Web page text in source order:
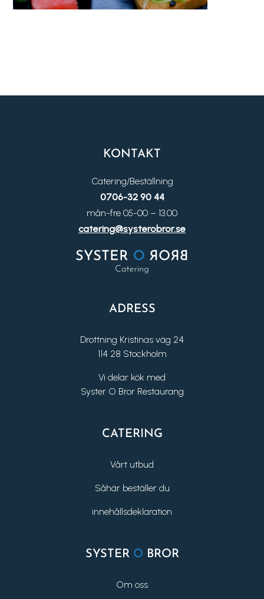
KONTAKT
Catering/Beställning
0706-32 90 44
mån-fre 05-00 – 13.00
catering@systerobror.se
ADRESS
Drottning Kristinas väg 24
114 28 Stockholm
Vi delar kök med
Syster O Bror Restaurang
CATERING
Vårt utbud
Såhär beställer du
innehållsdeklaration
SYSTER O BROR
Om oss